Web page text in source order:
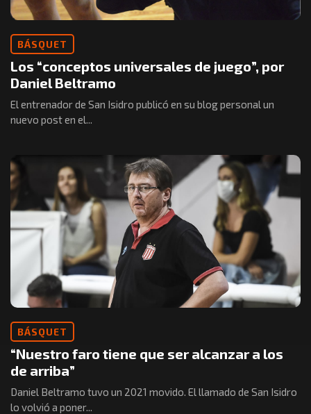
BÁSQUET
Los “conceptos universales de juego”, por
Daniel Beltramo
El entrenador de San Isidro publicó en su blog personal un
nuevo post en el...
BÁSQUET
“Nuestro faro tiene que ser alcanzar a los
de arriba”
Daniel Beltramo tuvo un 2021 movido. El llamado de San Isidro
lo volvió a poner...